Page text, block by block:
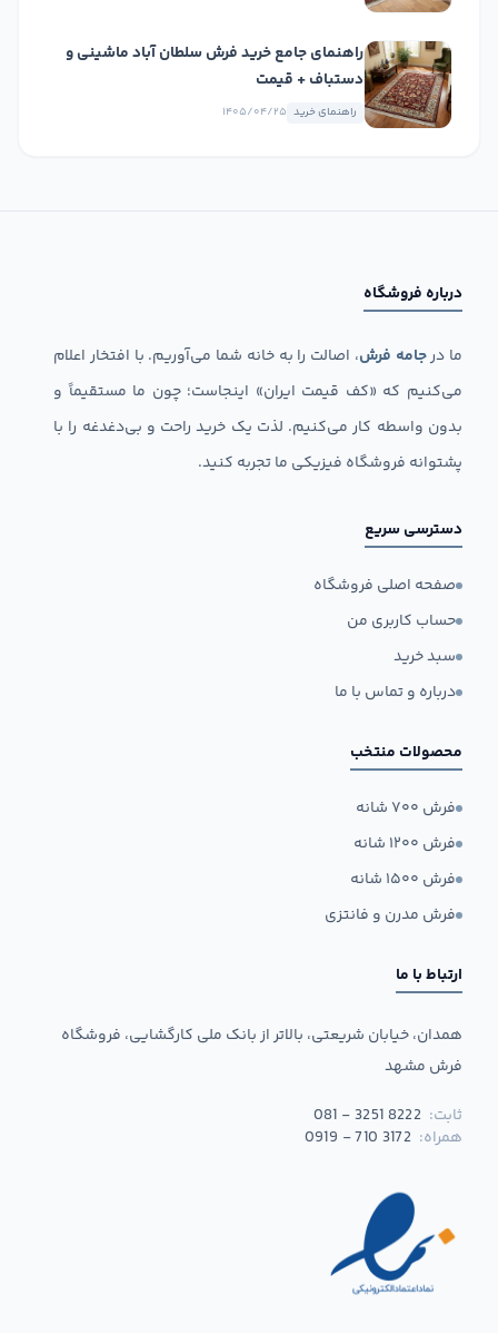
راهنمای جامع خرید فرش سلطان آباد ماشینی و
دستباف + قیمت
راهنمای خرید ۱۴۰۵/۰۴/۲۵
درباره فروشگاه
ما درجامه فرش، اصالت را به خانه شما می‌آوریم. با افتخار اعلام
می‌کنیم که «کف قیمت ایران» اینجاست؛ چون ما مستقیماً و
بدون واسطه کار می‌کنیم. لذت یک خرید راحت و بی‌دغدغه را با
پشتوانه فروشگاه فیزیکی ما تجربه کنید.
دسترسی سریع
صفحه اصلی فروشگاه
حساب کاربری من
سبد خرید
درباره و تماس با ما
محصولات منتخب
فرش ۷۰۰ شانه
فرش ۱۲۰۰ شانه
فرش ۱۵۰۰ شانه
فرش مدرن و فانتزی
ارتباط با ما
همدان، خیابان شریعتی، بالاتر از بانک ملی کارگشایی، فروشگاه
فرش مشهد
ثابت: 081 - 3251 8222
همراه: 0919 - 710 3172